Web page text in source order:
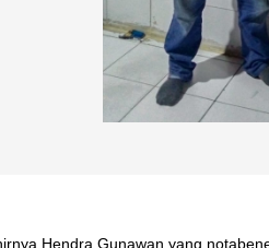
Hendra Gunawan yang